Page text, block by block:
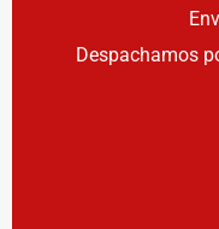
Despachamos